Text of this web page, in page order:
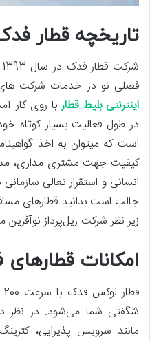
تاریخچه قطار
فصلی نو در خدمات شرکت های
اینترنتی بلیط قطاربا روی کار
در طول فعالیت بسیار کوتاه
است که می‏توان به اخذ
کیفیت جهت مشتری مداری،
انسانی و استقرار تعالی
جالب است بدانید قطارهای
زیر نظر شرکت ریل‌پرداز
امکانات
شگفتی شما می‌شود. در نظر